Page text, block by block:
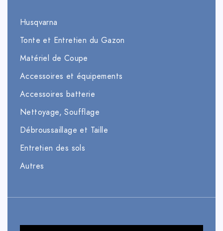
Husqvarna
Tonte et Entretien du Gazon
Matériel de Coupe
Accessoires et équipements
Accessoires batterie
Nettoyage, Soufflage
Débroussaillage et Taille
Entretien des sols
Autres